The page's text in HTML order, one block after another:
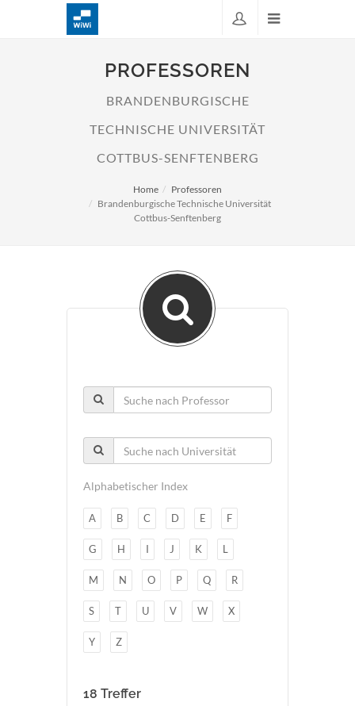
PROFESSOREN
BRANDENBURGISCHE
TECHNISCHE UNIVERSITÄT
COTTBUS-SENFTENBERG
Home
Professoren
Brandenburgische Technische Universität
Cottbus-Senftenberg
Alphabetischer Index
A B C D E F
G H I J K L
M N O P Q R
S T U V W X
Y Z
18 Treffer